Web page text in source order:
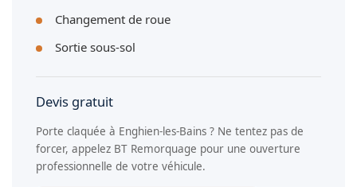
Changement de roue
Sortie sous-sol
Devis gratuit
Porte claquée à Enghien-les-Bains ? Ne tentez pas de
forcer, appelez BT Remorquage pour une ouverture
professionnelle de votre véhicule.